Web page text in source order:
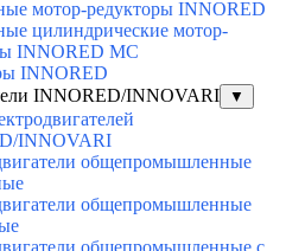
мотор-редукторы INNORED
цилиндрические мотор-
INNORED MC
INNORED
INNORED/INNOVARI
▼
INNOVARI
общепромышленные
общепромышленные